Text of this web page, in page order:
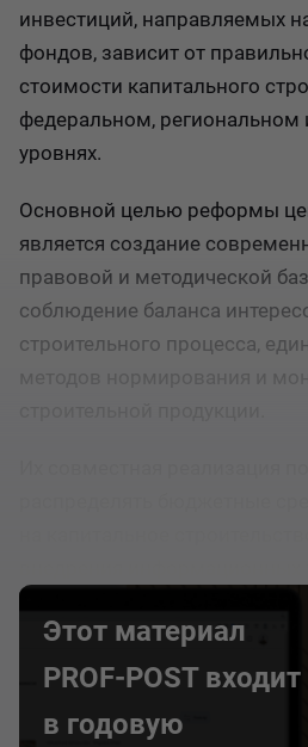
инвестиций, направляемых
фондов, зависит от
стоимости капитального
федеральном, региональном
уровнях.
Основной целью реформы
является создание
правовой и методической
соблюдение баланса
строительного процесса,
Этот материал
PROF-POST входит
в годовую